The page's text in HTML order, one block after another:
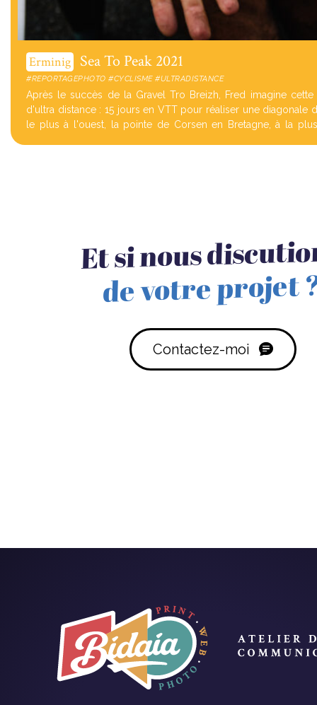
Erminig Sea To Peak 2021
#REPORTAGEPHOTO #CYCLISME #ULTRADISTANCE
Après le succès de la Gravel Tro Breizh, Fred imagine
d'ultra distance : 15 jours en VTT pour réaliser une diagonale
le plus à l'ouest, la pointe de Corsen en Bretagne, à la
Et si nous
de votre projet
Contactez-moi